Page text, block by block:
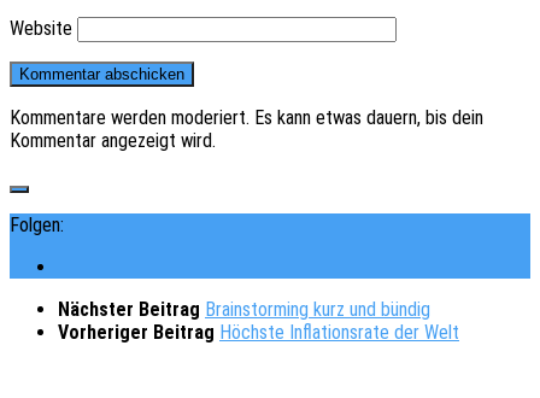
Website
Kommentare werden moderiert. Es kann etwas dauern, bis dein
Kommentar angezeigt wird.
Folgen:
Nächster Beitrag Brainstorming kurz und bündig
Vorheriger Beitrag Höchste Inflationsrate der Welt